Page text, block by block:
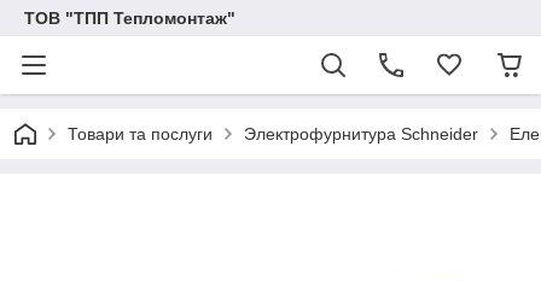
ТОВ "ТПП Тепломонтаж"
Товари та послуги Электрофурнитура Schneider